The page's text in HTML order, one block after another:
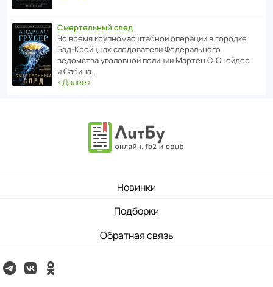
Смертельный след
Во время круп­но­мас­ш­та­бной операции в городке
Бад‑Крой­цнах следо­ва­тели Феде­раль­ного
ведомства уголо­вной полиции Мартен С. Снейдер
и Сабина…
‹Далее›
Новинки
Подборки
Обратная связь